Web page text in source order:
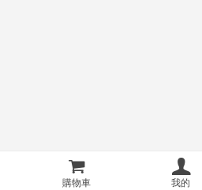
購物車 我的